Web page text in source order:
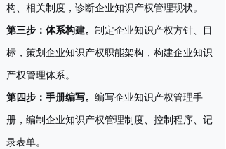
构、相关制度，诊断企业知识产权管理现状。
第三步：体系构建。 制定企业知识产权方针、目
标，策划企业知识产权职能架构，构建企业知识
产权管理体系。
第四步：手册编写。 编写企业知识产权管理手
册，编制企业知识产权管理制度、控制程序、记
录表单。